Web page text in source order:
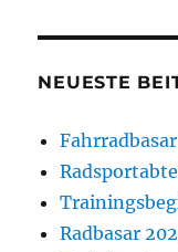
NEUESTE
Radbasar